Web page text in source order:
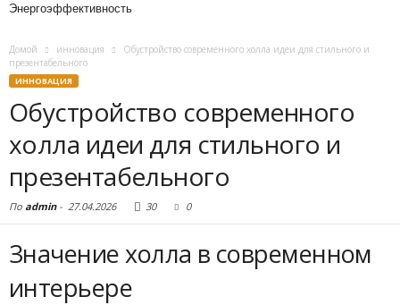
Энергоэффективность
Домой инновация
Обустройство современного холла идеи для стильного и
презентабельного
ИННОВАЦИЯ
Обустройство современного
холла идеи для стильного и
презентабельного
По admin- 27.04.2026 30 0
Значение холла в современном
интерьере